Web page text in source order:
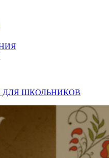
ДЛЯ ШКОЛЬНИКОВ